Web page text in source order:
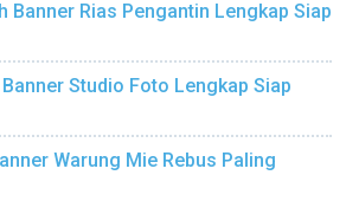
Banner Rias Pengantin Lengkap Siap
Studio Foto Lengkap Siap
Warung Mie Rebus Paling